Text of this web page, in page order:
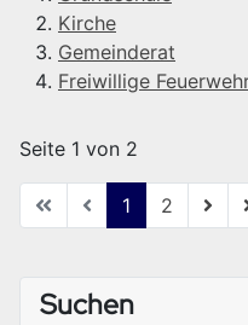
Kirche
Gemeinderat
Freiwillige
Seite 1 von 2
1 2
Suchen